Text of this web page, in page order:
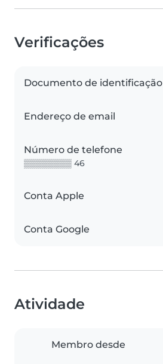
Verificações
Documento de identificação
Endereço de email
Número de telefone
▒▒▒▒▒▒▒▒ 46
Conta Apple
Conta Google
Atividade
Membro desde